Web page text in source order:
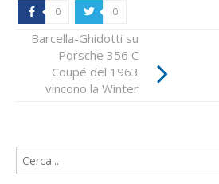
b 0 a 0
A Spagnoli-Parisi su
Fiat 508 C del 1938
la prima tappa
Barcella-Ghidotti su
Porsche 356 C
Coupé del 1963
vincono la Winter